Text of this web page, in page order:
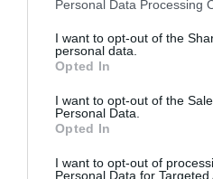
Personal Data Processing
I want to opt-out of the
personal data.
Opted In
I want to opt-out of the
Personal Data.
Opted In
I want to opt-out of
Personal Data for Targeted
Πρόκειται για μια φρέσκια
ζωή και χυμούς. Η
Πίντερ κατακλύζονται από
επίπεδα, αλλά, σαν την ίδια
ρεαλιστικά και αληθοφανή.
επιτηδευμένες
ζωντανέψουν. Μια τέτοια